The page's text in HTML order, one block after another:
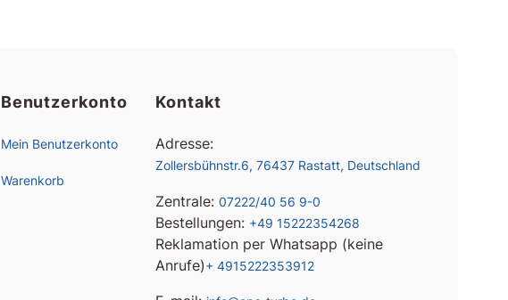
Benutzerkonto
Mein Benutzerkonto
Warenkorb
Kontakt
Adresse:
Zollersbühnstr.6, 76437 Rastatt, Deutschland
Zentrale: 07222/40 56 9-0
Bestellungen: +49 15222354268
Reklamation per Whatsapp (keine
Anrufe)+ 4915222353912